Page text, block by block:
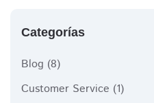
Categorías
Blog (8)
Customer Service (1)